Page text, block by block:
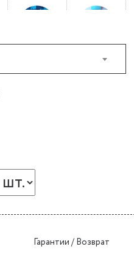
Гарантии / Возврат